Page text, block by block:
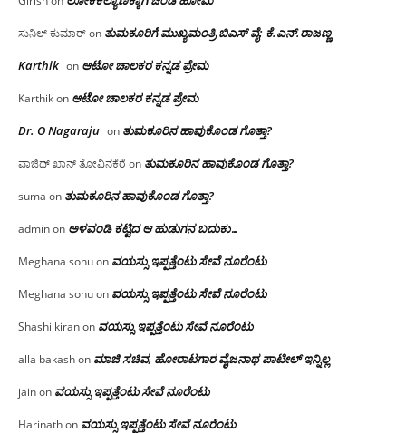
ಸುನಿಲ್ ಕುಮಾರ್on ತುಮಕೂರಿಗೆ ಮುಖ್ಯಮಂತ್ರಿ ಬಿಎಸ್ ವೈ: ಕೆ.ಎನ್.ರಾಜಣ್ಣ
Karthik on ಆಟೋ ಚಾಲಕರ ಕನ್ನಡ ಪ್ರೇಮ
Karthikon ಆಟೋ ಚಾಲಕರ ಕನ್ನಡ ಪ್ರೇಮ
Dr. O Nagaraju on ತುಮಕೂರಿನ ಹಾವುಕೊಂಡ ಗೊತ್ತಾ?
ವಾಜಿದ್ ಖಾನ್ ತೋವಿನಕೆರೆ on ತುಮಕೂರಿನ ಹಾವುಕೊಂಡ ಗೊತ್ತಾ?
suma on ತುಮಕೂರಿನ ಹಾವುಕೊಂಡ ಗೊತ್ತಾ?
adminon ಅಳವಂಡಿ ಕಟ್ಟಿದ ಆ ಹುಡುಗನ ಬದುಕು…
Meghana sonuon ವಯಸ್ಸು ಇಪ್ಪತ್ತೆಂಟು ಸೇವೆ ನೂರೆಂಟು
Meghana sonuon ವಯಸ್ಸು ಇಪ್ಪತ್ತೆಂಟು ಸೇವೆ ನೂರೆಂಟು
Shashi kiranon ವಯಸ್ಸು ಇಪ್ಪತ್ತೆಂಟು ಸೇವೆ ನೂರೆಂಟು
alla bakashon ಮಾಜಿ ಸಚಿವ, ಹೋರಾಟಗಾರ ವೈಜನಾಥ ಪಾಟೀಲ್ ಇನ್ನಿಲ್ಲ
jainon ವಯಸ್ಸು ಇಪ್ಪತ್ತೆಂಟು ಸೇವೆ ನೂರೆಂಟು
Harinathon ವಯಸ್ಸು ಇಪ್ಪತ್ತೆಂಟು ಸೇವೆ ನೂರೆಂಟು